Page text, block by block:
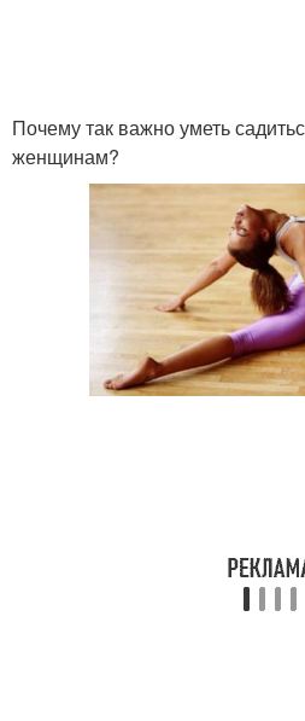
Почему так важно уметь
женщинам?